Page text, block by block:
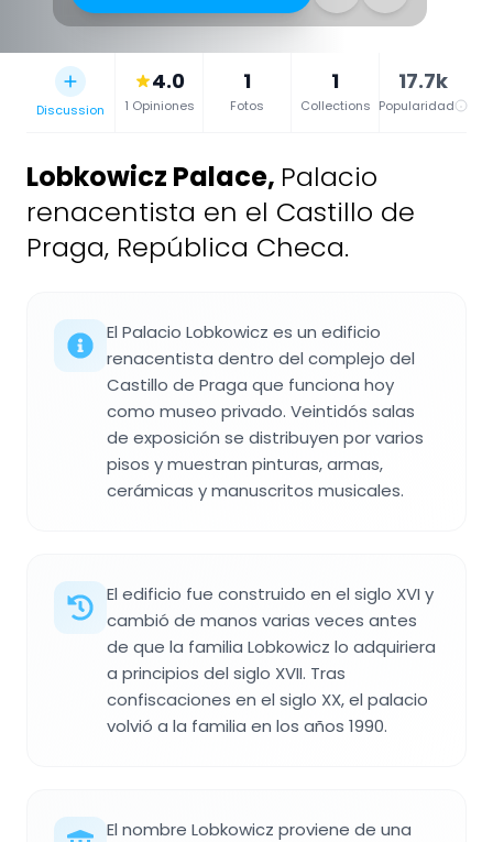
Discussion
4.0
1 Opiniones
1
Fotos
1
Collections
17.7k
Popularidad
Lobkowicz Palace, Palacio
renacentista en el Castillo de
Praga, República Checa.
El Palacio Lobkowicz es un edificio
renacentista dentro del complejo del
Castillo de Praga que funciona hoy
como museo privado. Veintidós salas
de exposición se distribuyen por varios
pisos y muestran pinturas, armas,
cerámicas y manuscritos musicales.
El edificio fue construido en el siglo XVI y
cambió de manos varias veces antes
de que la familia Lobkowicz lo adquiriera
a principios del siglo XVII. Tras
confiscaciones en el siglo XX, el palacio
volvió a la familia en los años 1990.
El nombre Lobkowicz proviene de una